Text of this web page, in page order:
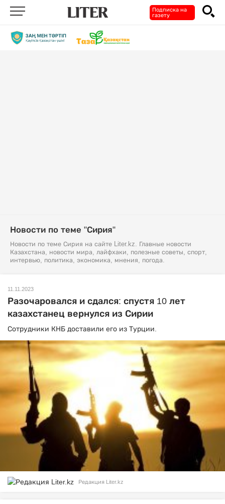
Подписка на
газету
Новости по теме "Сирия"
Новости по теме Сирия на сайте Liter.kz. Главные новости
Казахстана, новости мира, лайфхаки, полезные советы, спорт,
интервью, политика, экономика, мнения, погода.
11.11.2023
Разочаровался и сдался: спустя 10 лет
казахстанец вернулся из Сирии
Сотрудники КНБ доставили его из Турции.
Редакция Liter.kz